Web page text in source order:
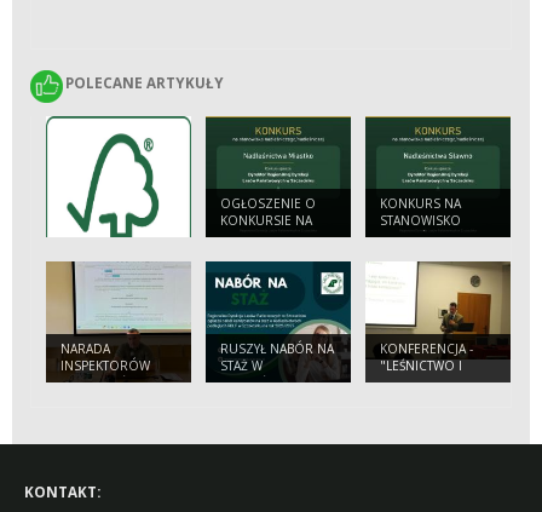
POLECANE ARTYKUŁY
POLECANE ARTYKUŁY
OGŁOSZENIE O
KONKURSIE NA
STANOWISKO:
NADLEŚNICZEJ
NADLEŚNICTWA
MIASTKO
KONKURS NA
STANOWISKO
NADLEŚNICZEGO/
NADLEŚNICTWA
SŁAWNO
NARADA
INSPEKTORÓW
STRAŻY LEŚNEJ W
RUSZYŁ NABÓR NA
STAŻ W
NADLEŚNICTWACH
KONFERENCJA -
"LEŚNICTWO I
DRZEWNICTWO
KONTAKT: